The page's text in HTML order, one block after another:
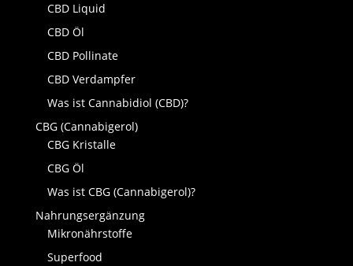
CBD Liquid
CBD Öl
CBD Pollinate
CBD Verdampfer
Was ist Cannabidiol (CBD)?
CBG (Cannabigerol)
CBG Kristalle
CBG Öl
Was ist CBG (Cannabigerol)?
Nahrungsergänzung
Mikronährstoffe
Superfood